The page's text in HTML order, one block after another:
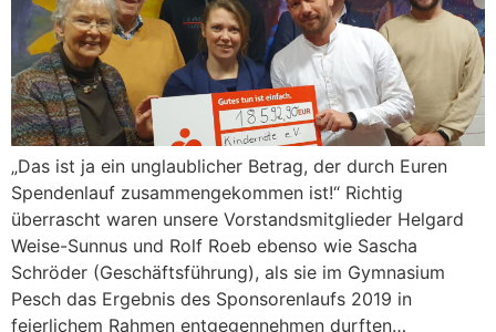
„Das ist ja ein unglaublicher Betrag, der durch Euren
Spendenlauf zusammengekommen ist!“ Richtig
überrascht waren unsere Vorstandsmitglieder Helgard
Weise-Sunnus und Rolf Roeb ebenso wie Sascha
Schröder (Geschäftsführung), als sie im Gymnasium
Pesch das Ergebnis des Sponsorenlaufs 2019 in
feierlichem Rahmen entgegennehmen durften…